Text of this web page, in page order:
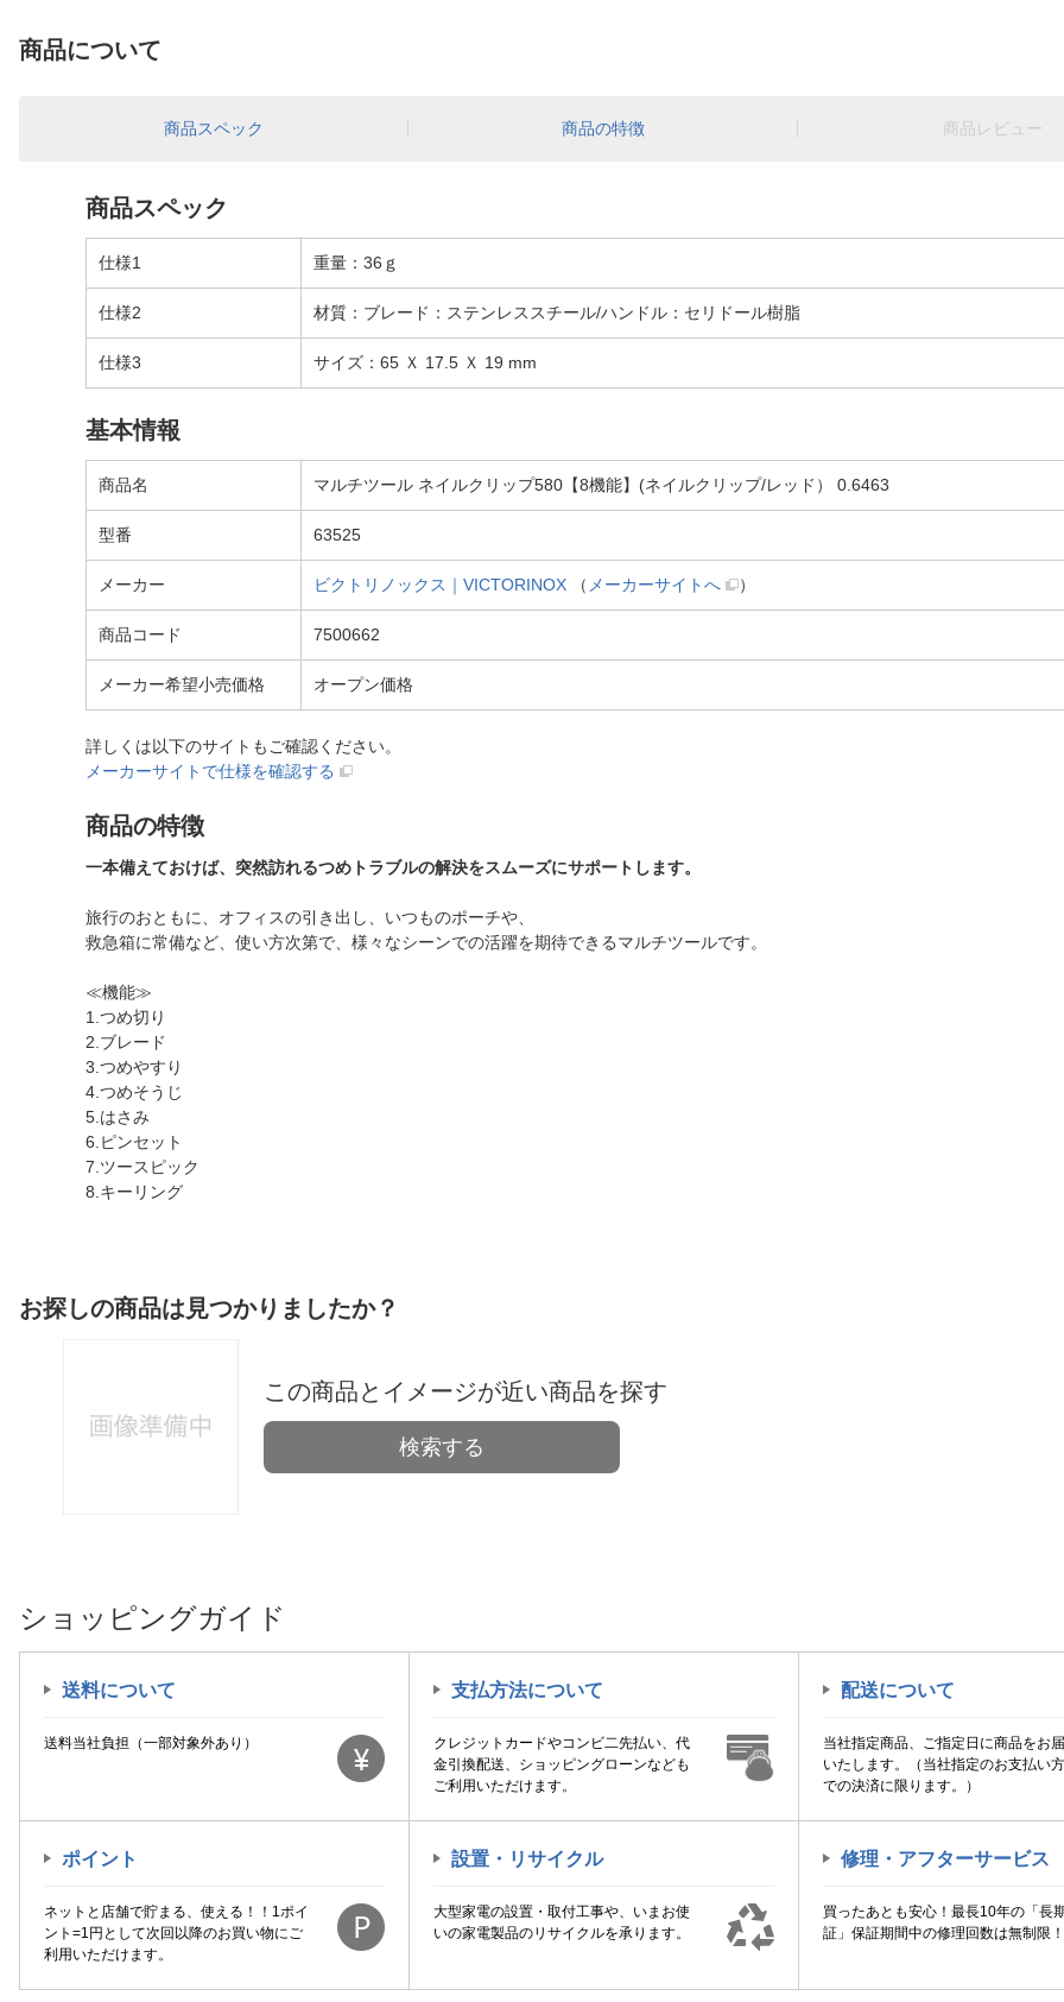
商品について
商品スペック 商品の特徴 商品レビュー
商品スペック
仕様1 重量：36ｇ
仕様2 材質：ブレード：ステンレススチール/ハンドル：セリドール樹脂
仕様3 サイズ：65 Ｘ 17.5 Ｘ 19 mm
基本情報
商品名 マルチツール ネイルクリップ580【8機能】(ネイルクリップ/レッド） 0.6463
型番 63525
メーカー ビクトリノックス｜VICTORINOX （ メーカーサイトへ ）
商品コード 7500662
メーカー希望小売価格 オープン価格
詳しくは以下のサイトもご確認ください。
メーカーサイトで仕様を確認する
商品の特徴
一本備えておけば、突然訪れるつめトラブルの解決をスムーズにサポートします。
旅行のおともに、オフィスの引き出し、いつものポーチや、
救急箱に常備など、使い方次第で、様々なシーンでの活躍を期待できるマルチツールです。
≪機能≫
1.つめ切り
2.ブレード
3.つめやすり
4.つめそうじ
5.はさみ
6.ピンセット
7.ツースピック
8.キーリング
お探しの商品は見つかりましたか？
この商品とイメージが近い商品を探す
検索する
ショッピングガイド
送料について
送料当社負担（一部対象外あり）
支払方法について
クレジットカードやコンビ二先払い、代
金引換配送、ショッピングローンなども
ご利用いただけます。
配送について
当社指定商品、ご指定日に商品をお
いたします。（当社指定のお支払い
での決済に限ります。）
ポイント
ネットと店舗で貯まる、使える！！1ポイ
ント=1円として次回以降のお買い物にご
利用いただけます。
設置・リサイクル
大型家電の設置・取付工事や、いまお使
いの家電製品のリサイクルを承ります。
修理・アフターサービス
買ったあとも安心！最長10年の「長
証」保証期間中の修理回数は無制限！